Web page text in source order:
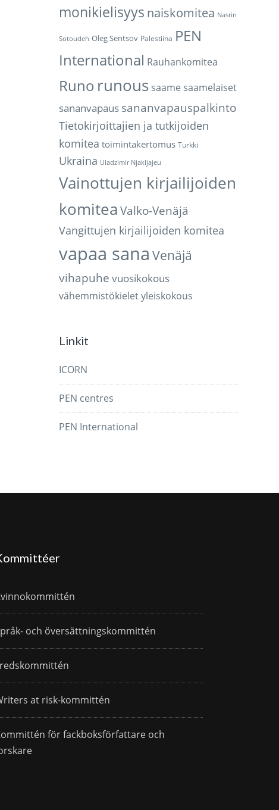
monikielisyys naiskomitea Nasrin
Sotoudeh Oleg Sentsov Palestiina PEN
International Rauhankomitea
Runo runous saame saamelaiset
sananvapaus sananvapauspalkinto
Tietokirjoittajien ja tutkijoiden
komitea toimintakertomus Turkki
Ukraina Uladzimir Njakljajeu
Vainottujen kirjailijoiden
komitea Valko-Venäjä
Vangittujen kirjailijoiden komitea
vapaa sana Venäjä
vihapuhe vuosikokous
vähemmistökieletyleiskokous
Linkit
ICORN
PEN centres
PEN International
och översättningskommittén
at risk-kommittén
för fackboksförfattare och